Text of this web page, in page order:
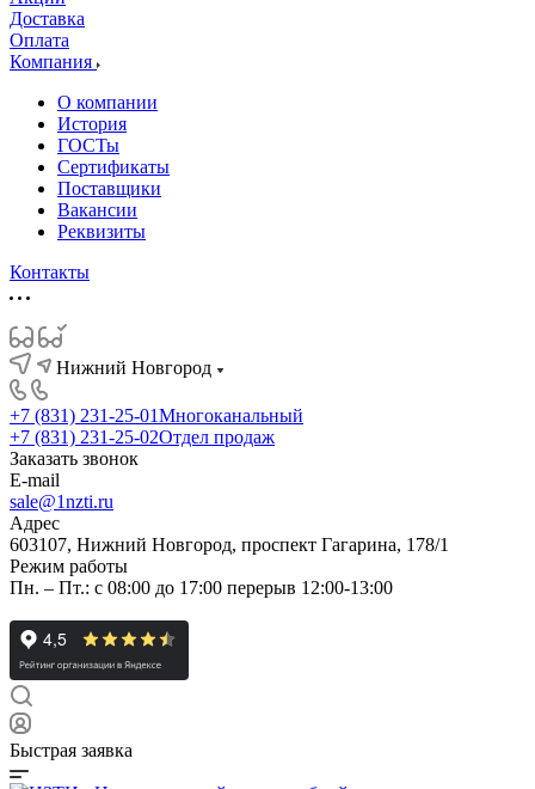
Доставка
Оплата
Компания
О компании
История
ГОСТы
Сертификаты
Поставщики
Вакансии
Реквизиты
Контакты
Нижний Новгород
+7 (831) 231-25-01Многоканальный
+7 (831) 231-25-02Отдел продаж
Заказать звонок
E-mail
sale@1nzti.ru
Адрес
603107, Нижний Новгород, проспект Гагарина, 178/1
Режим работы
Пн. – Пт.: с 08:00 до 17:00 перерыв 12:00-13:00
Быстрая заявка